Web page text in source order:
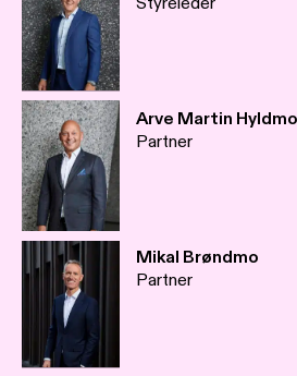
Arve Martin
Partner
Mikal Brøndmo
Partner